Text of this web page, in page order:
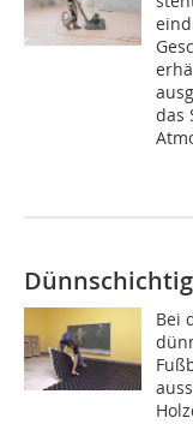
das
Bei